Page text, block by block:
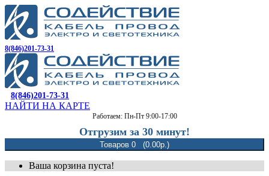
8(846)201-73-31
8(846)201-73-31
НАЙТИ НА КАРТЕ
Работаем: Пн-Пт 9:00-17:00
Отгрузим за 30 минут!
Товаров 0 (0.00р.)
Ваша корзина пуста!